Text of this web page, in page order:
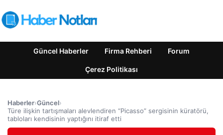
Güncel Haberler Firma Rehberi Forum
Çerez Politikası
Haberler›Güncel›
Türe ilişkin tartışmaları alevlendiren “Picasso” sergisinin küratörü,
tabloları kendisinin yaptığını itiraf etti